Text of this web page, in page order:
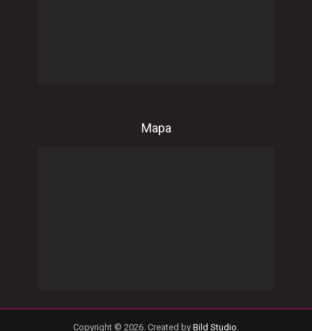
Mapa
Copyright © 2026. Created by Bild Studio